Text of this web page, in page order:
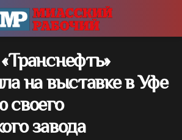
на выставке в Уфе
своего
завода